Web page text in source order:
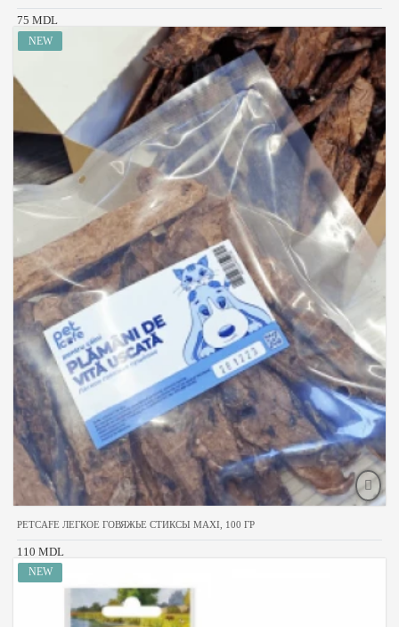
75 MDL
PETCAFE ЛЕГКОЕ ГОВЯЖЬЕ СТИКСЫ MAXI, 100 ГР
110 MDL